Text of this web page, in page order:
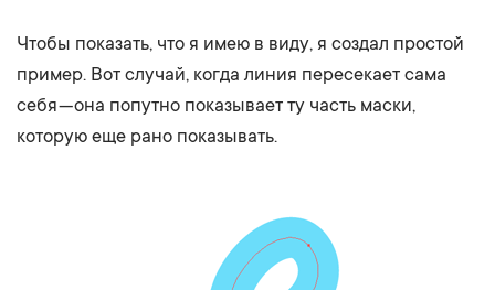
Чтобы показать, что я имею в виду, я создал простой
пример. Вот случай, когда линия пересекает сама
себя — она попутно показывает ту часть маски,
которую еще рано показывать.